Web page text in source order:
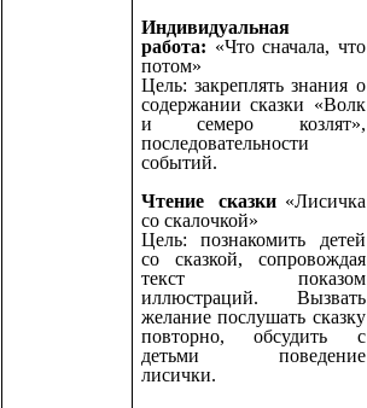
Индивидуальная
работа: «Что сначала, что
потом»
Цель: закреплять знания о
содержании сказки «Волк
и семеро козлят»,
последовательности
событий.
Чтение сказки «Лисичка
со скалочкой»
Цель: познакомить детей
со сказкой, сопровождая
текст показом
иллюстраций. Вызвать
желание послушать сказку
повторно, обсудить с
детьми поведение
лисички.